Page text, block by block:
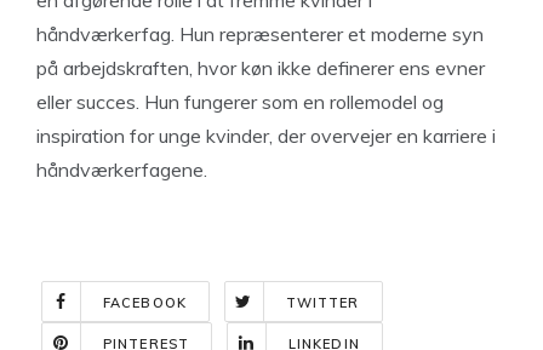
håndværkerfag. Hun repræsenterer et moderne syn
på arbejdskraften, hvor køn ikke definerer ens evner
eller succes. Hun fungerer som en rollemodel og
inspiration for unge kvinder, der overvejer en karriere i
håndværkerfagene.
FACEBOOK TWITTER
PINTEREST LINKEDIN